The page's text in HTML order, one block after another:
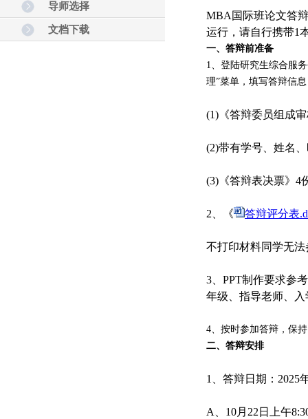
导师选择
文档下载
MBA 国际班论文答
运行，请自行携带1
一、答辩前准备
1、登陆研究生综合服
理”菜单，填写答辩信
(1) 《答辩委员组成
(2)带有学号、姓名
(3) 《答辩表决票》 4
2 、《 答辩评分表
不打印材料同学无法
3 PPT制作要求参
年级、指导老师、
4、按时参加答辩，保
二、答辩安排
1 、答辩日期： 2025
A 10月 22 日上午